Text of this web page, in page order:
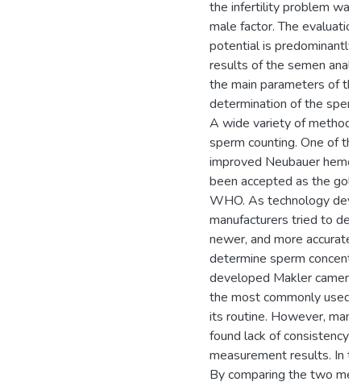
the infertility problem was
male factor. The
potential is predominantly
results of the semen
the main parameters of
determination of the
A wide variety of methods
sperm counting. One of
improved Neubauer
been accepted as the
WHO. As technology
manufacturers tried to
newer, and more accurate
determine sperm
developed Makler
the most commonly used
its routine. However,
found lack of consistency
measurement results. In
By comparing the two